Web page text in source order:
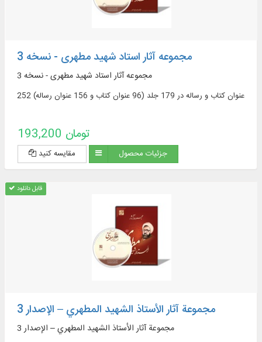
مجموعه آثار استاد شهید مطهری - نسخه 3
مجموعه آثار استاد شهید مطهری - نسخه 3
252 عنوان کتاب و رساله در 179 جلد (96 عنوان کتاب و 156 عنوان رساله)
193,200 تومان
مقایسه کنید جزئیات محصول
قابل دانلود
مجموعة آثار الأستاذ الشهيد المطهري – الإصدار 3
مجموعة آثار الأستاذ الشهيد المطهري – الإصدار 3